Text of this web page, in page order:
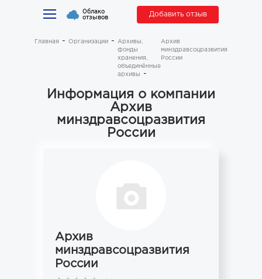
Облако
отзывов Добавить отзыв
Главная Организации
Архивы,
фонды
хранения,
объединённые
архивы
Архив
минздравсоцразвития
России
Информация о компании
Архив
минздравсоцразвития
России
Архив
минздравсоцразвития
России